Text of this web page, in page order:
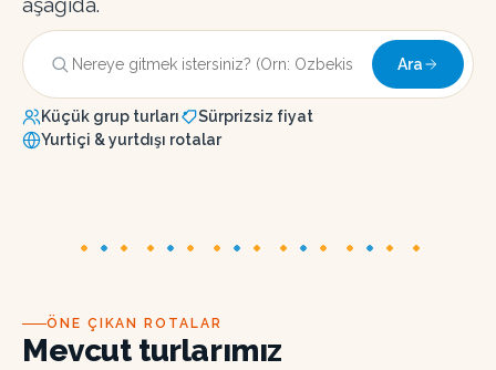
Ara
Küçük grup turları
Sürprizsiz fiyat
Yurtiçi & yurtdışı rotalar
ÖNE ÇIKAN ROTALAR
Mevcut turlarımız